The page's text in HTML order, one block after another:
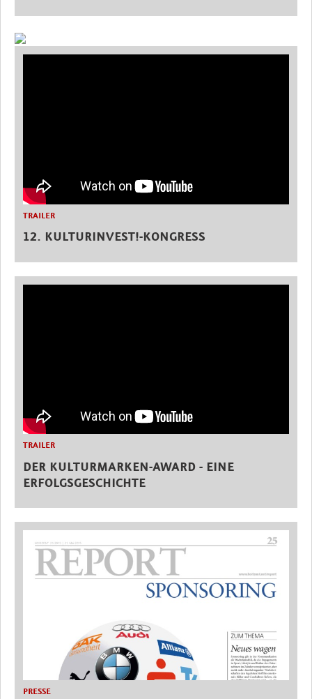
TRAILER
12. KULTURINVEST!-KONGRESS
TRAILER
DER KULTURMARKEN-AWARD - EINE
ERFOLGSGESCHICHTE
PRESSE